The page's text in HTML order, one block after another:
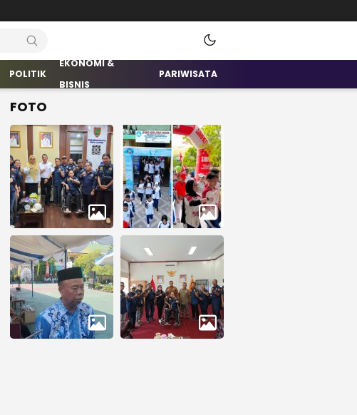
POLITIK
EKONOMI &
BISNIS
PARIWISATA
FOTO